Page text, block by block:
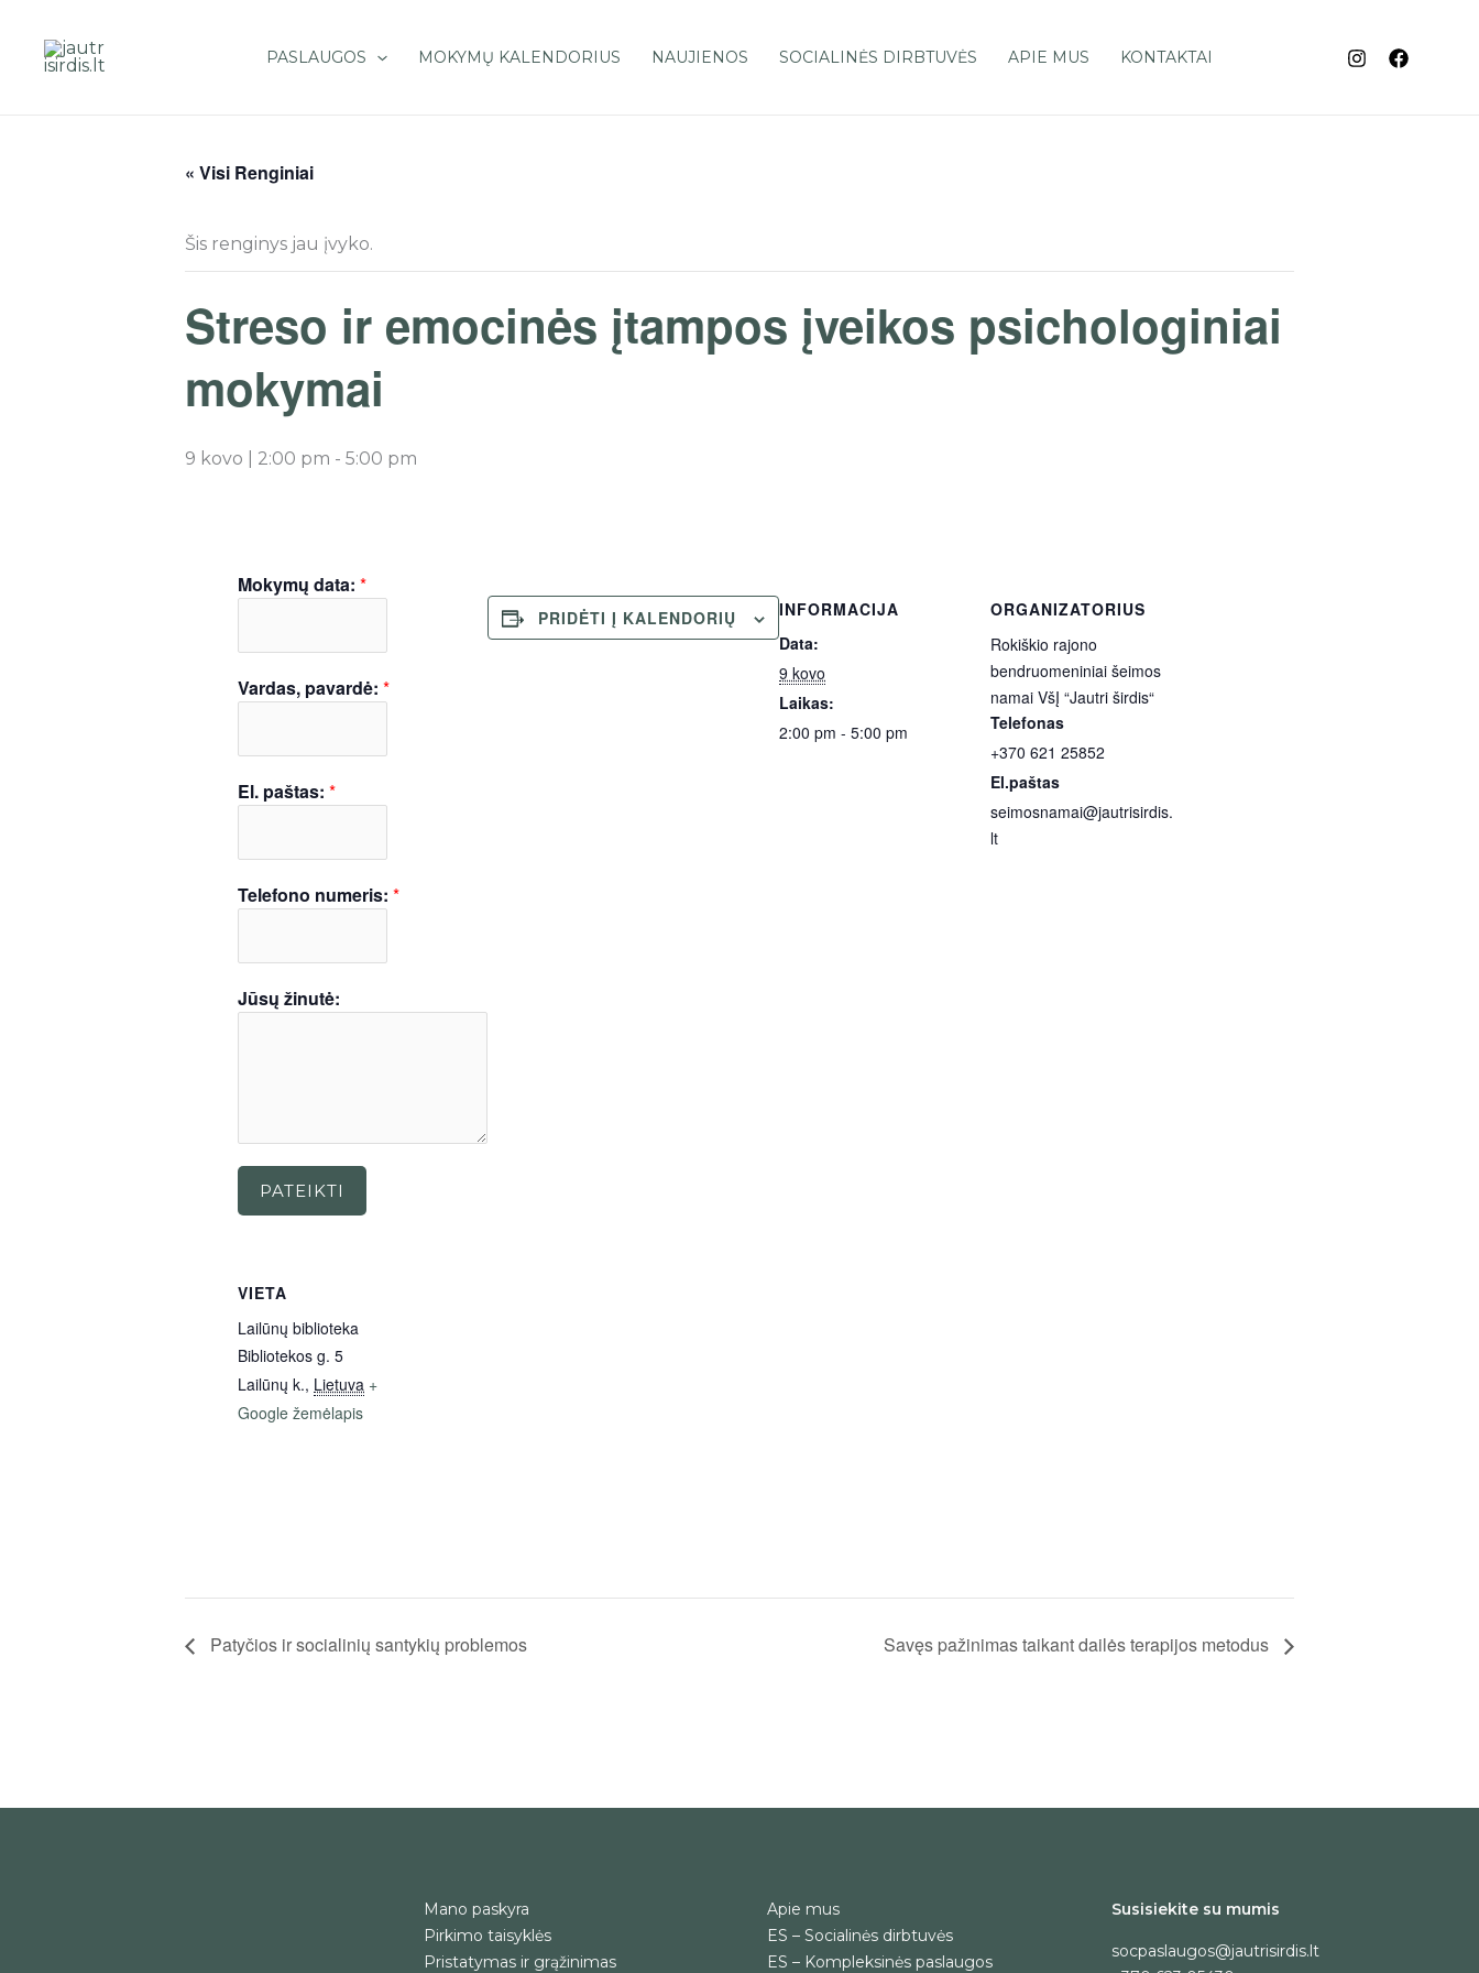
turinio
PASLAUGOS MOKYMŲ KALENDORIUS NAUJIENOS SOCIALINĖS DIRBTUVĖS APIE MUS KONTAKTAI
« Visi Renginiai
Šis renginys jau įvyko.
Streso ir emocinės įtampos įveikos psichologiniai
mokymai
9 kovo | 2:00 pm - 5:00 pm
Mokymų data: *
Vardas, pavardė: *
El. paštas: *
Telefono numeris: *
Jūsų žinutė:
PATEIKTI
PRIDĖTI Į KALENDORIŲ
INFORMACIJA
Data:
9 kovo
Laikas:
2:00 pm - 5:00 pm
ORGANIZATORIUS
Rokiškio rajono
bendruomeniniai šeimos
namai VšĮ “Jautri širdis“
Telefonas
+370 621 25852
El.paštas
seimosnamai@jautrisirdis.
lt
VIETA
Lailūnų biblioteka
Bibliotekos g. 5
Lailūnų k., Lietuva +
Google žemėlapis
Patyčios ir socialinių santykių problemos Savęs pažinimas taikant dailės terapijos metodus
Mano paskyra
Pirkimo taisyklės
Pristatymas ir grąžinimas
Apie mus
ES – Socialinės dirbtuvės
ES – Kompleksinės paslaugos
Susisiekite su mumis
socpaslaugos@jautrisirdis.lt